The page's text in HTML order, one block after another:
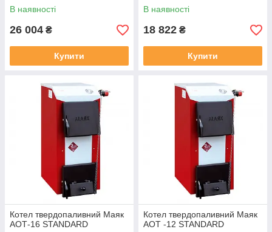
В наявності
26 004 ₴
Купити
В наявності
18 822 ₴
Купити
Котел твердопаливний Маяк
АОТ-16 STANDARD
Котел твердопаливний Маяк
АОТ -12 STANDARD